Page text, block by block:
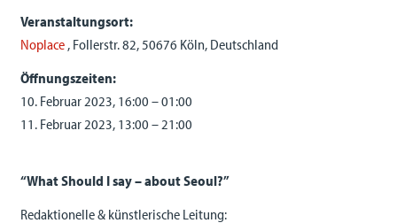
Veranstaltungsort:
Noplace, Follerstr. 82, 50676 Köln, Deutschland
Öffnungszeiten:
10. Februar 2023, 16:00 – 01:00
11. Februar 2023, 13:00 – 21:00
“What Should I say – about Seoul?”
Redaktionelle & künstlerische Leitung: